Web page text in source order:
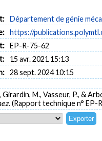
Physiological apparatus
Département de génie
https://
EP-R-75-62
15 avr. 2021 15:13
28 sept. 2024 10:15
Girardin, M., Vasseur, P., &
(Rapport technique n° EP-